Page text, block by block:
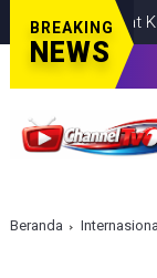
BREAKING
NEWS
Lewat
Beranda Internasional